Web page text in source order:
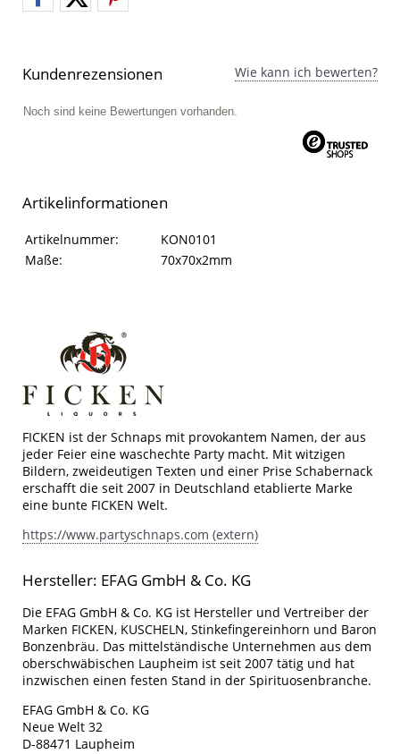
Kundenrezensionen Wie kann ich bewerten?
Noch sind keine Bewertungen vorhanden.
Artikelinformationen
Artikelinformationen
Eigenschaft Wert
Artikelnummer:
KON0101
Maße:
70x70x2mm
FICKEN ist der Schnaps mit provokantem Namen, der aus
jeder Feier eine waschechte Party macht. Mit witzigen
Bildern, zweideutigen Texten und einer Prise Schabernack
erschafft die seit 2007 in Deutschland etablierte Marke
eine bunte FICKEN Welt.
https://www.partyschnaps.com (extern)
Hersteller: EFAG GmbH & Co. KG
Die EFAG GmbH & Co. KG ist Hersteller und Vertreiber der
Marken FICKEN, KUSCHELN, Stinkefingereinhorn und Baron
Bonzenbräu. Das mittelständische Unternehmen aus dem
oberschwäbischen Laupheim ist seit 2007 tätig und hat
inzwischen einen festen Stand in der Spirituosenbranche.
EFAG GmbH & Co. KG
Neue Welt 32
D-88471 Laupheim